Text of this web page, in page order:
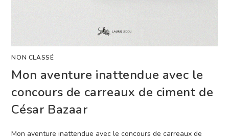
NON CLASSÉ
Mon aventure inattendue avec le
concours de carreaux de ciment de
César Bazaar
Mon aventure inattendue avec le concours de carreaux de